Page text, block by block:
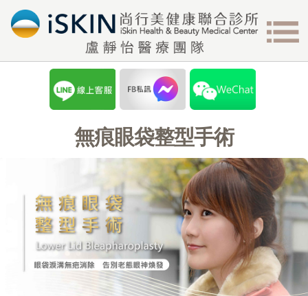
無痕眼袋整型手術